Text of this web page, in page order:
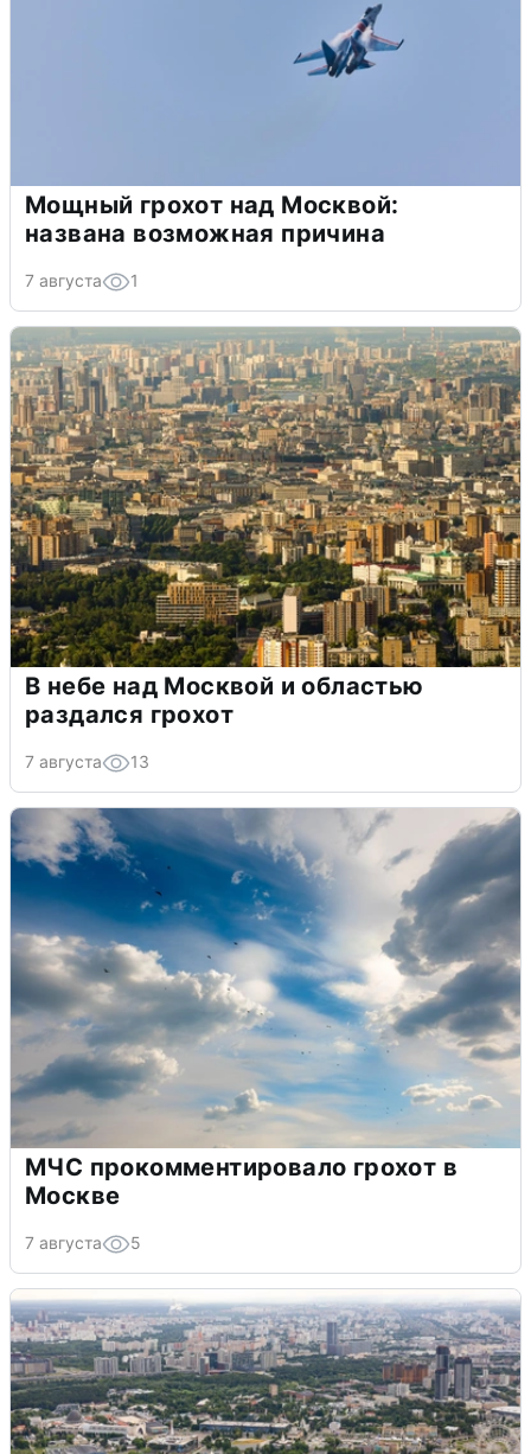
Мощный грохот над Москвой:
названа возможная причина
7 августа 1
В небе над Москвой и областью
раздался грохот
7 августа 13
МЧС прокомментировало грохот в
Москве
7 августа 5